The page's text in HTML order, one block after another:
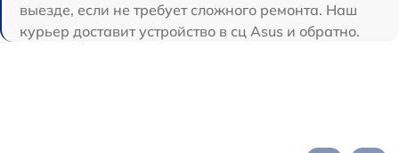
выезде, если не требует сложного ремонта. Наш
курьер доставит устройство в сц Asus и обратно.